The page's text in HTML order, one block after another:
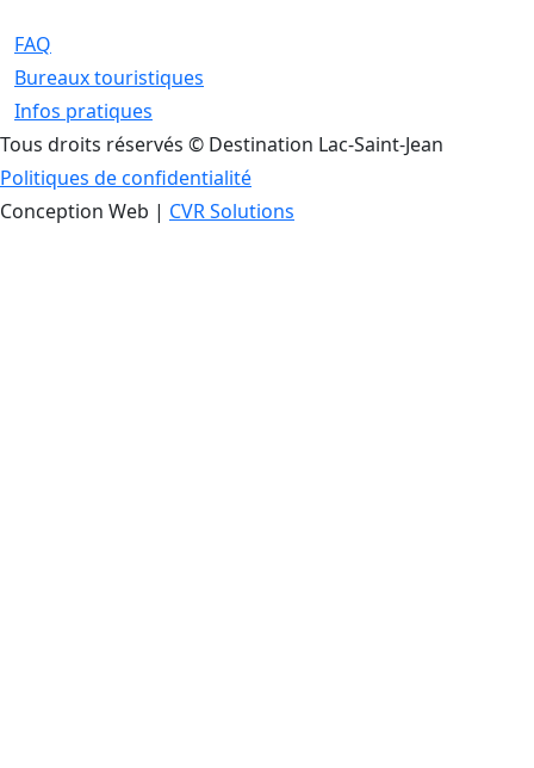
FAQ
Bureaux touristiques
Infos pratiques
Tous droits réservés © Destination Lac-Saint-Jean
Politiques de confidentialité
Conception Web | CVR Solutions